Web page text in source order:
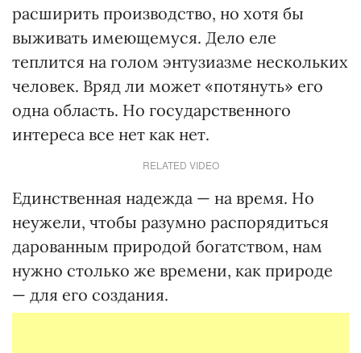
расширить производство, но хотя бы
выживать имеющемуся. Дело еле
теплится на голом энтузиазме нескольких
человек. Вряд ли может «потянуть» его
одна область. Но государственного
интереса все нет как нет.
RELATED VIDEO
Единственная надежда — на время. Но
неужели, чтобы разумно распорядиться
дарованным природой богатством, нам
нужно столько же времени, как природе
— для его создания.